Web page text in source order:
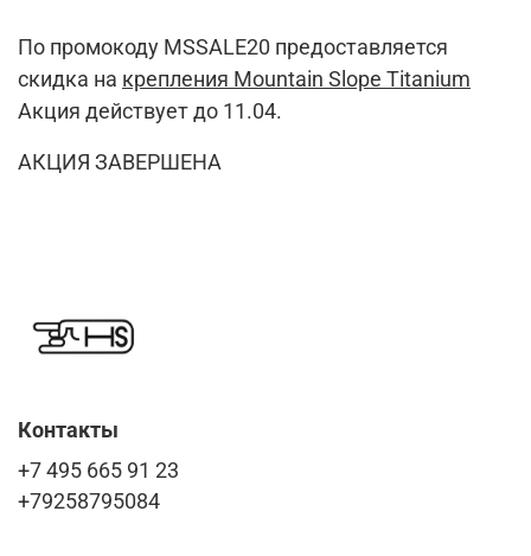
По промокоду MSSALE20 предоставляется
скидка на крепления Mountain Slope Titanium
Акция действует до 11.04.
АКЦИЯ ЗАВЕРШЕНА
Контакты
+7 495 665 91 23
+79258795084